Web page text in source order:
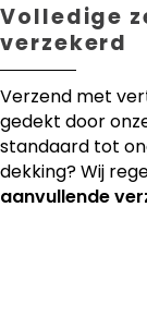
Volledige
verzekerd
Verzend met
gedekt door
standaard tot
dekking? Wij
aanvullende